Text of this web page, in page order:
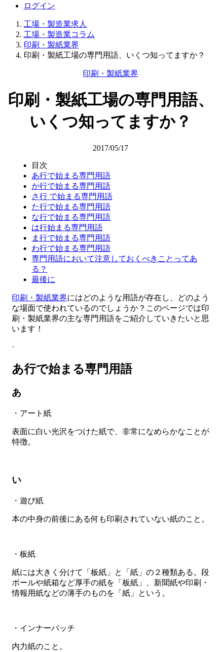
ログイン
工場・製造業求人
工場・製造業コラム
印刷・製紙業界
印刷・製紙工場の専門用語、いくつ知ってますか？
印刷・製紙業界
印刷・製紙工場の専門用語、
いくつ知ってますか？
2017/05/17
目次
あ行で始まる専門用語
か行で始まる専門用語
さ行 で始まる専門用語
た行で始まる専門用語
な行で始まる専門用語
は行始まる専門用語
ま行で始まる専門用語
わ行で始まる専門用語
専門用語において注意しておくべきことってあ
る？
最後に
印刷・製紙業界にはどのような用語が存在し、どのよう
な場面で使われているのでしょうか？このページでは印
刷・製紙業界の主な専門用語をご紹介していきたいと思
います！
·
あ行で始まる専門用語
あ
・アート紙
表面に白い光沢をつけた紙で、非常になめらかなことが
特徴。
い
・遊び紙
本の中身の前後にある何も印刷されていない紙のこと。
・板紙
紙には大きく分けて「板紙」と「紙」の２種類ある。段
ボールや紙箱など厚手の紙を「板紙」、新聞紙や印刷・
情報用紙などの薄手のものを「紙」という。
・インナーパッチ
内力紙のこと。